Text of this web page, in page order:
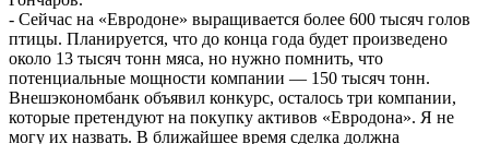
- Сейчас на «Евродоне» выращивается более 600 тысяч голов
птицы. Планируется, что до конца года будет произведено
около 13 тысяч тонн мяса, но нужно помнить, что
потенциальные мощности компании — 150 тысяч тонн.
Внешэкономбанк объявил конкурс, осталось три компании,
которые претендуют на покупку активов «Евродона». Я не
могу их назвать. В ближайшее время сделка должна